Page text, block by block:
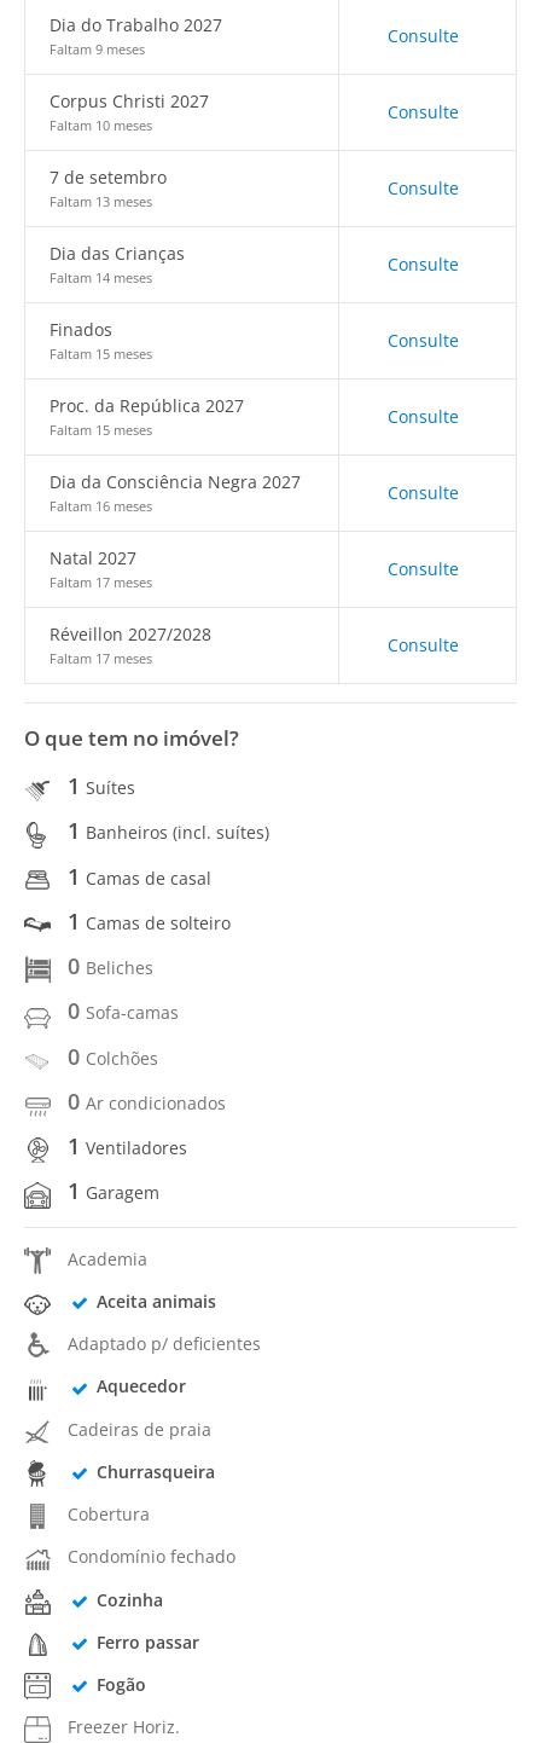
Dia do Trabalho 2027
Faltam 9 meses
Consulte
Corpus Christi 2027
Faltam 10 meses
Consulte
7 de setembro
Faltam 13 meses
Consulte
Dia das Crianças
Faltam 14 meses
Consulte
Finados
Faltam 15 meses
Consulte
Proc. da República 2027
Faltam 15 meses
Consulte
Dia da Consciência Negra 2027
Faltam 16 meses
Consulte
Natal 2027
Faltam 17 meses
Consulte
Réveillon 2027/2028
Faltam 17 meses
Consulte
O que tem no imóvel?
1 Suítes
1 Banheiros (incl. suítes)
1 Camas de casal
1 Camas de solteiro
0 Beliches
0 Sofa-camas
0 Colchões
0 Ar condicionados
1 Ventiladores
1 Garagem
Academia
Aceita animais
Adaptado p/ deficientes
Aquecedor
Cadeiras de praia
Churrasqueira
Cobertura
Condomínio fechado
Cozinha
Ferro passar
Fogão
Freezer Horiz.